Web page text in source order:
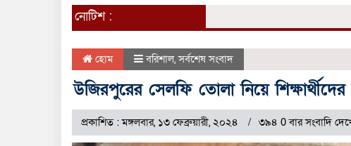
নোটিশ :
হোম বরিশাল,সর্বশেষ সংবাদ
উজিরপুরের সেলফি তোলা নিয়ে
প্রকাশিত : মঙ্গলবার, ১৩ ফেব্রুয়ারী, ২০২৪ ৩৯৪ 0 বার সংবাদি